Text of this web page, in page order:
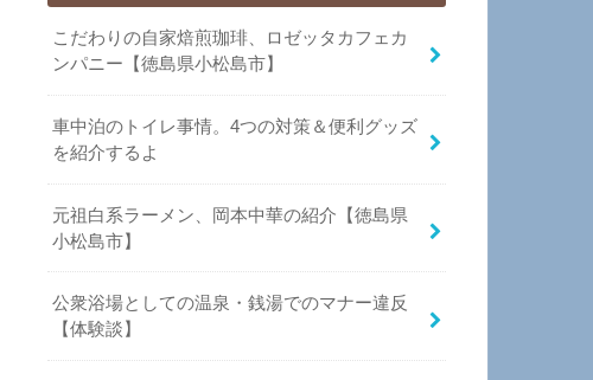
こだわりの自家焙煎珈琲、ロゼッタカフェカ
ンパニー【徳島県小松島市】
車中泊のトイレ事情。4つの対策＆便利グッズ
を紹介するよ
元祖白系ラーメン、岡本中華の紹介【徳島県
小松島市】
公衆浴場としての温泉・銭湯でのマナー違反
【体験談】